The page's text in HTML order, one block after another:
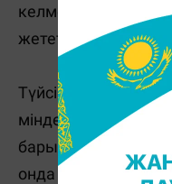
келмегендігіне
жететін болуы
Түйсік алдап
міндеті қаталырақ -
барып ұсынылған
онда ертеңгі күні